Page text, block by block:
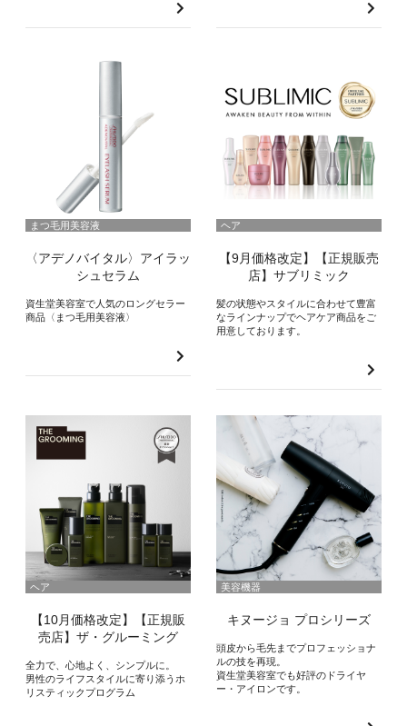
まつ毛用美容液
〈アデノバイタル〉アイラッ
シュセラム
資生堂美容室で人気のロングセラー
商品〈まつ毛用美容液〉
ヘア
【9月価格改定】【正規販売
店】サブリミック
髪の状態やスタイルに合わせて豊富
なラインナップでヘアケア商品をご
用意しております。
ヘア
【10月価格改定】【正規販
売店】ザ・グルーミング
全力で、心地よく、シンプルに。
男性のライフスタイルに寄り添うホ
リスティックプログラム
美容機器
キヌージョ プロシリーズ
頭皮から毛先までプロフェッショナ
ルの技を再現。
資生堂美容室でも好評のドライヤ
ー・アイロンです。